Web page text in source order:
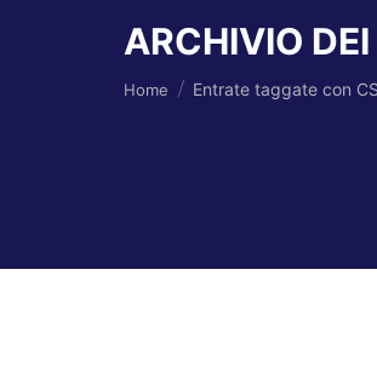
ARCHIVIO
Tu sei qui:
Home Entrate taggate con